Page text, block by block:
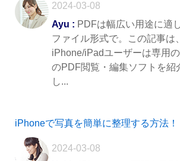
2024-03-08
Ayu : PDFは幅広い用途に適
ファイル形式で。この記事は、
iPhone/iPadユーザーは専用
のPDF閲覧・編集ソフトを紹
し...
iPhoneで写真を簡単に整理する方法！
2024-03-08